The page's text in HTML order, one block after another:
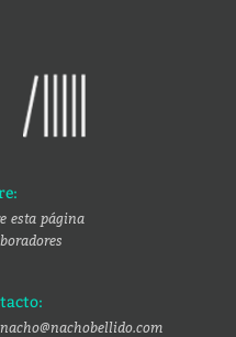
esta página
nacho@nachobellido.com